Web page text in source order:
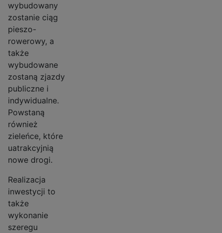
wybudowany
zostanie ciąg
pieszo-
rowerowy, a
także
wybudowane
zostaną zjazdy
publiczne i
indywidualne.
Powstaną
również
zieleńce, które
uatrakcyjnią
nowe drogi.
Realizacja
inwestycji to
także
wykonanie
szeregu